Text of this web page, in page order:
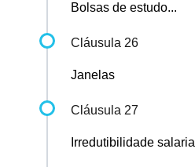
Bolsas de estudo...
Cláusula 26
Janelas
Cláusula 27
Irredutibilidade salarial